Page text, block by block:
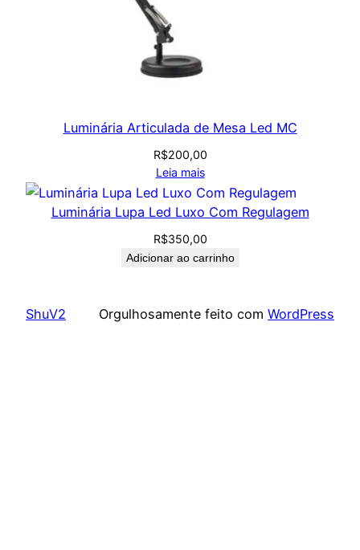
Luminária Articulada de Mesa Led MC
R$200,00
Leia mais
Luminária Lupa Led Luxo Com Regulagem
R$350,00
Adicionar ao carrinho
ShuV2 Orgulhosamente feito com WordPress